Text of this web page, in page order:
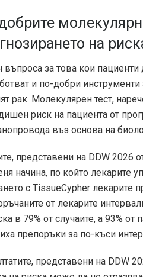
на
въпроса за това кои
и по-добри
рак. Молекулярен тест,
риск на пациента от
въз основа на
представени на DDW 2026
начина, по който лекарите
с TissueCypher лекарите
от лекарите
в 79% от случаите, а 93%
препоръки за по-къси
представени на DDW